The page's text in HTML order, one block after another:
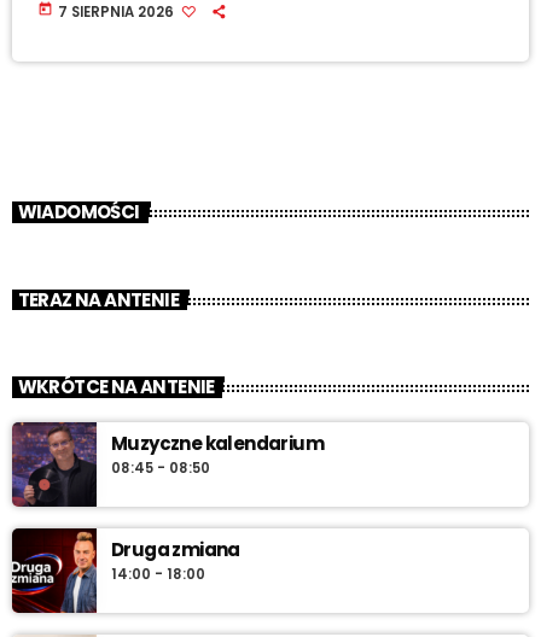
today 7 SIERPNIA 2026
WIADOMOŚCI
TERAZ NA ANTENIE
WKRÓTCE NA ANTENIE
Muzyczne kalendarium
08:45 - 08:50
Druga zmiana
14:00 - 18:00